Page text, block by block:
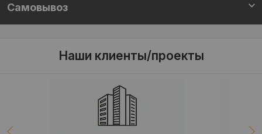
Самовывоз
Наши клиенты/проекты